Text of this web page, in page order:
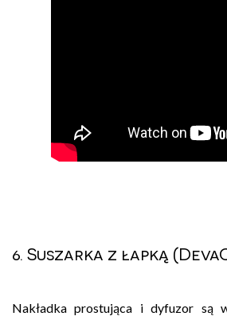
6. Suszarka z łapką
Nakładka prostująca i dyfuzor są